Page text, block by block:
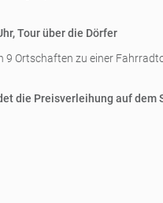
Tour über die Dörfer
9 Ortschaften zu einer
die Preisverleihung auf dem